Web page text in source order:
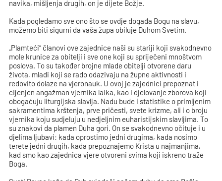
navika, mišljenja drugih, on je dijete Božje.
Kada pogledamo sve ono što se ovdje događa Bogu na slavu,
možemo biti sigurni da vaša župa obiluje Duhom Svetim.
„Plamteći“ članovi ove zajednice naši su stariji koji svakodnevno
mole krunice za obitelji i sve one koji su spriječeni mnoštvom
poslova. To su također brojne mlade obitelji otvorene daru
života, mladi koji se rado odazivaju na župne aktivnosti i
redovito dolaze na vjeronauk. U ovoj je zajednici prepoznat i
cijenjen angažman vjernika laika, kao i djelovanje zborova koji
obogaćuju liturgijska slavlja. Nadu bude i statistike o primljenim
sakramentima krštenja, prve pričesti, svete krizme, ali i o broju
vjernika koju sudjeluju u nedjeljnim euharistijskim slavljima. To
su znakovi da plamen Duha gori. On se svakodnevno očituje i u
djelima ljubavi: kada oprostimo jedni drugima, kada nosimo
terete jedni drugih, kada prepoznajemo Krista u najmanjima,
kad smo kao zajednica vjere otvoreni svima koji iskreno traže
Boga.